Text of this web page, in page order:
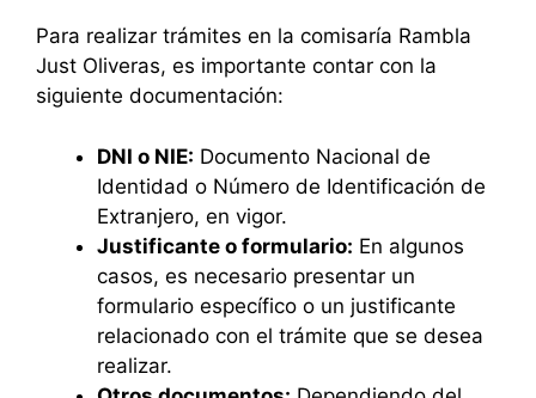
Para realizar trámites en la comisaría Rambla
Just Oliveras, es importante contar con la
siguiente documentación:
DNI o NIE: Documento Nacional de
Identidad o Número de Identificación de
Extranjero, en vigor.
Justificante o formulario: En algunos
casos, es necesario presentar un
formulario específico o un justificante
relacionado con el trámite que se desea
realizar.